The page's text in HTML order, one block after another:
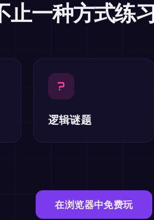
止一种方式练
?
逻辑谜题
在浏览器中免费玩